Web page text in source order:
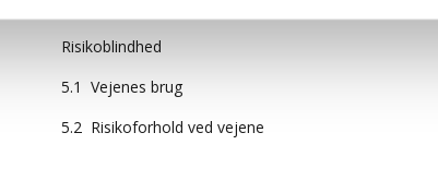
Risikoblindhed
5.1 Vejenes brug
5.2 Risikoforhold ved vejene